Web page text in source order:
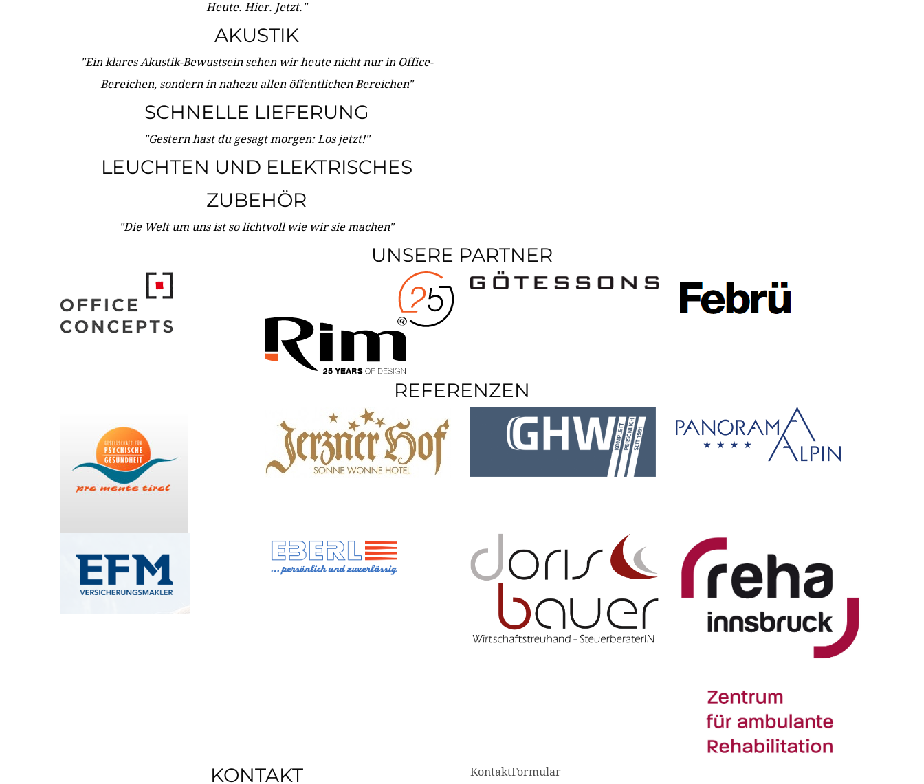
Heute. Hier. Jetzt."
AKUSTIK
"Ein klares Akustik-Bewustsein sehen wir heute nicht nur in Office-
Bereichen, sondern in nahezu allen öffentlichen Bereichen"
SCHNELLE LIEFERUNG
"Gestern hast du gesagt morgen: Los jetzt!"
LEUCHTEN UND ELEKTRISCHES
ZUBEHÖR
"Die Welt um uns ist so lichtvoll wie wir sie machen"
UNSERE PARTNER
REFERENZEN
KONTAKT KontaktFormular